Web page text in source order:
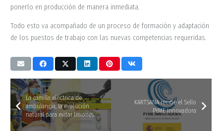
ponerlo en producción de manera inmediata.
Todo esto va acompañado de un proceso de formación y adaptación
de los puestos de trabajo con las nuevas competencias requeridas.
La camilla eléctrica de
ambulancia, la evolución
natural para evitar lesiones
KARTSANA recibe el Sello
PYME Innovadora